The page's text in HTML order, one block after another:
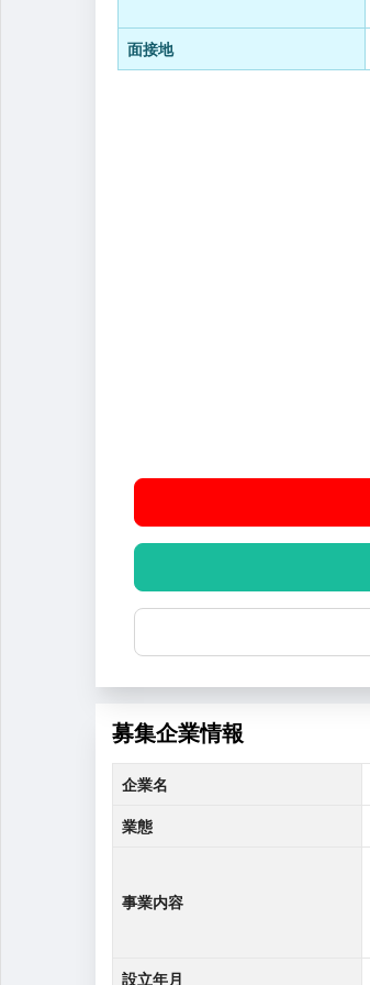
面接地
募集企業情報
企業名
業態
事業内容
設立年月